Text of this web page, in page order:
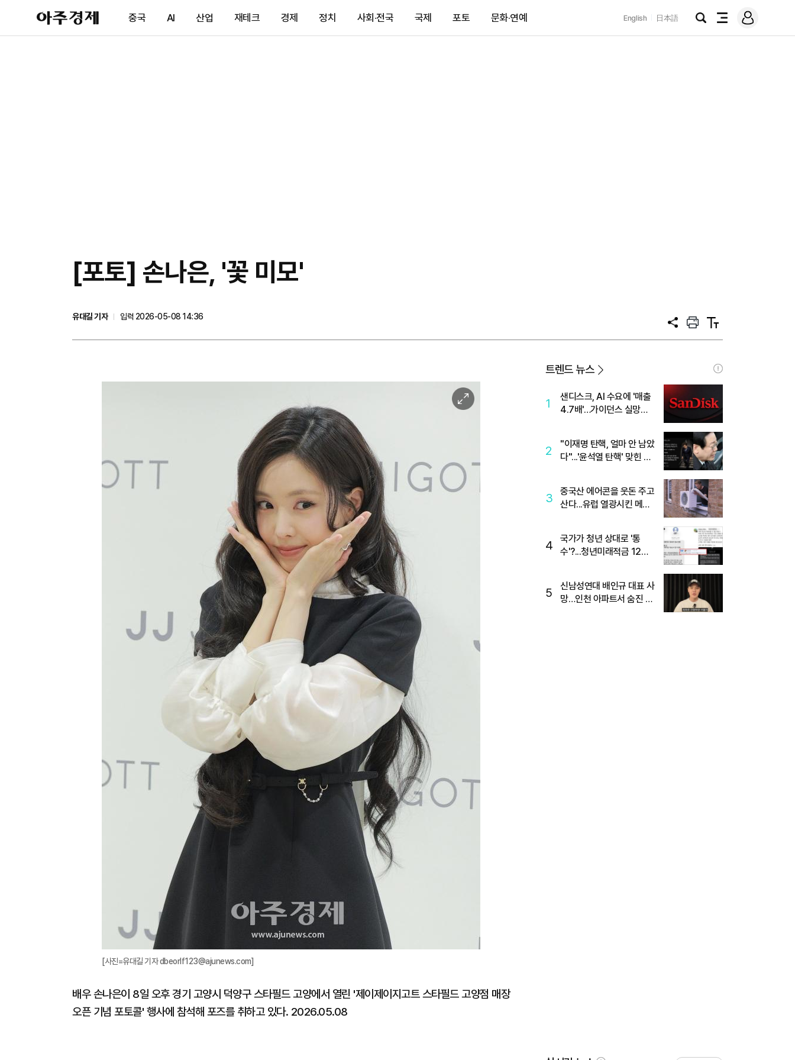
아
주
제
중국 AI 산업 재테크 경제 정치 사회·전국 국제 포토 문화·연예 English 日本語
검
전
메
그
[포토] 손나은, '꽃 미모'
유대길 기자
입력 2026-05-08 14:36
공
프
트
텍
트
이
미
대
[사진=유대길 기자 dbeorlf123@ajunews.com]
배우 손나은이 8일 오후 경기 고양시 덕양구 스타필드 고양에서 열린 '제이제이지고트 스타필드 고양점 매장
오픈 기념 포토콜' 행사에 참석해 포즈를 취하고 있다. 2026.05.08
트렌드 뉴스
1
샌디스크, AI 수요에 '매출
4.7배'…가이던스 실망에
2
"이재명 탄핵, 얼마 안 남았
다"...'윤석열 탄핵' 맞힌 무
3
중국산 에어콘을 웃돈 주고
산다...유럽 열광시킨 메이
4
국가가 청년 상대로 '통
수'?...청년미래적금 12%
5
신남성연대 배인규 대표 사
망…인천 아파트서 숨진 채